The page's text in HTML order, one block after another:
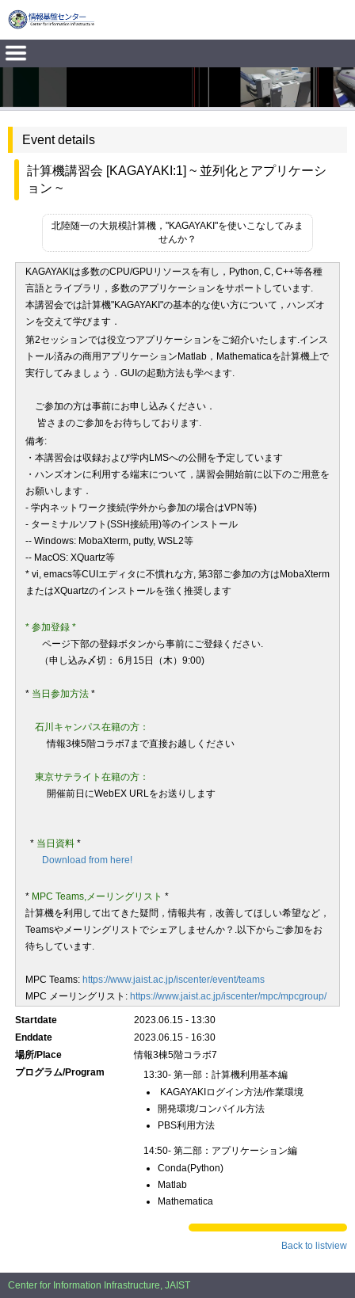
Event details
計算機講習会 [KAGAYAKI:1] ~ 並列化とアプリケーシ
ョン ~
北陸随一の大規模計算機，"KAGAYAKI"を使いこなしてみま
せんか？
KAGAYAKIは多数のCPU/GPUリソースを有し，Python, C, C++等各種
言語とライブラリ，多数のアプリケーションをサポートしています.
本講習会では計算機"KAGAYAKI"の基本的な使い方について，ハンズオ
ンを交えて学びます．
第2セッションでは役立つアプリケーションをご紹介いたします.インス
トール済みの商用アプリケーションMatlab，Mathematicaを計算機上で
実行してみましょう．GUIの起動方法も学べます.
ご参加の方は事前にお申し込みください．
皆さまのご参加をお待ちしております.
備考:
・本講習会は収録および学内LMSへの公開を予定しています
・ハンズオンに利用する端末について，講習会開始前に以下のご用意を
お願いします．
- 学内ネットワーク接続(学外から参加の場合はVPN等)
- ターミナルソフト(SSH接続用)等のインストール
-- Windows: MobaXterm, putty, WSL2等
-- MacOS: XQuartz等
* vi, emacs等CUIエディタに不慣れな方, 第3部ご参加の方はMobaXterm
またはXQuartzのインストールを強く推奨します
* 参加登録 *
ページ下部の登録ボタンから事前にご登録ください.
（申し込み〆切： 6 月15日（木）9:00)
* 当日 参加方法*
石川キャンパス在籍の方：
情報3棟5階コラボ7まで直接お越しください
東京サテライト在籍の方：
開催前日にWebEX URLをお送りします
* 当日資料*
Download from here!
* MPC Teams,メーリングリスト *
計算機を利用して出てきた疑問，情報共有，改善してほしい希望など，
Teamsやメーリングリストでシェアしませんか？.以下からご参加をお
待ちしています.
MPC Teams: https://www.jaist.ac.jp/iscenter/event/teams
MPC メーリングリスト: https://www.jaist.ac.jp/iscenter/mpc/mpcgroup/
Startdate
2023.06.15 - 13:30
Enddate
2023.06.15 - 16:30
場所/Place
情報3棟5階コラボ7
プログラム/Program
13:30- 第一部：計算機利用基本編
KAGAYAKIログイン方法/作業環境
開発環境/コンパイル方法
PBS利用方法
14:50- 第二部：アプリケーション編
Conda(Python)
Matlab
Mathematica
Back to listview
Center for Information Infrastructure, JAIST